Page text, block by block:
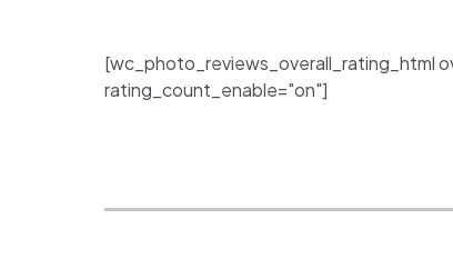
[wc_photo_reviews_overall_rating_html
rating_count_enable="on"]